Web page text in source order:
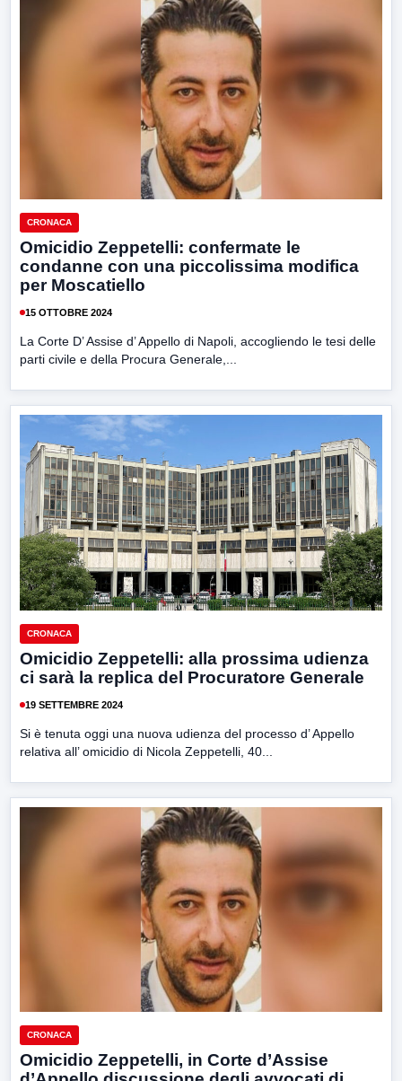
CRONACA
Omicidio Zeppetelli: confermate le
condanne con una piccolissima modifica
per Moscatiello
15 OTTOBRE 2024
La Corte D’ Assise d’ Appello di Napoli, accogliendo le tesi delle
parti civile e della Procura Generale,...
CRONACA
Omicidio Zeppetelli: alla prossima udienza
ci sarà la replica del Procuratore Generale
19 SETTEMBRE 2024
Si è tenuta oggi una nuova udienza del processo d’ Appello
relativa all’ omicidio di Nicola Zeppetelli, 40...
CRONACA
Omicidio Zeppetelli, in Corte d’Assise